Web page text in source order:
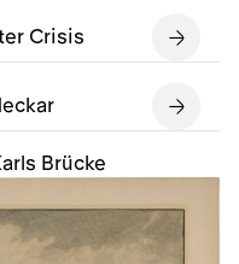
Crisis
Brücke